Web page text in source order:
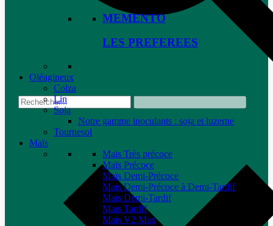
MEMENTO
LES PREFEREES
Oléagineux
Colza
Lin
Soja
Notre gamme inoculants : soja et luzerne
Tournesol
Maïs
Maïs Très précoce
Maïs Précoce
Maïs Demi-Précoce
Maïs Demi-Précoce à Demi-Tardif
Maïs Demi-Tardif
Maïs Tardif
Maïs V2 Max